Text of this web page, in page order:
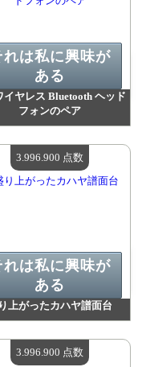
ヤレス Bluetooth ヘッド
フォンのペア
利用可能な数量：4
れは私に興味が
ある
上がったカハヤ譜面台
利用可能な数量：4
れは私に興味が
ある
3.996.900 点数
3.996.900 点数